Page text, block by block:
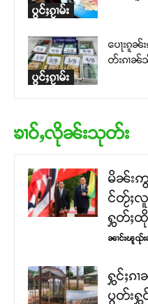
ပွင်ႈၵႂၢမ်း
ပွင်ႈၵႂၢမ်း
ပေႃးၵူၼ်
တ်းၵၢၼ်
ၶၢဝ်ႇလိုၼ်းသုတ်း
မိၼ်း
င်တႂ်ႈလူ
ႁွတ်ႈထို
ၼၢင်းၽူၺ်း
ႁွင်ႈၵ
ပွတ်းႁွ